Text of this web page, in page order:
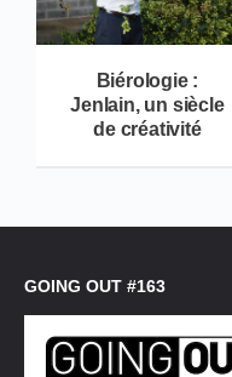
Biérologie :
Jenlain, un siècle
de créativité
GOING OUT #163